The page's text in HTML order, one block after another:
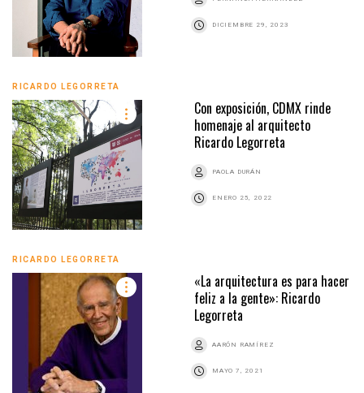
DICIEMBRE 29, 2023
RICARDO LEGORRETA
Con exposición, CDMX rinde
homenaje al arquitecto
Ricardo Legorreta
PAOLA DURÁN
ENERO 25, 2022
RICARDO LEGORRETA
«La arquitectura es para hacer
feliz a la gente»: Ricardo
Legorreta
AARÓN RAMÍREZ
MAYO 7, 2021